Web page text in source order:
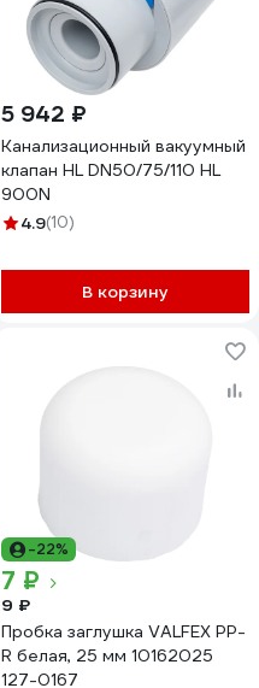
5 942 ₽
Канализационный вакуумный
клапан HL DN50/75/110 HL
900N
4.9(10)
В корзину
-22%
7 ₽
9 ₽
Пробка заглушка VALFEX PP-
R белая, 25 мм 10162025
127-0167